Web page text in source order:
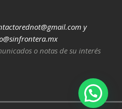
y
o notas de su interés